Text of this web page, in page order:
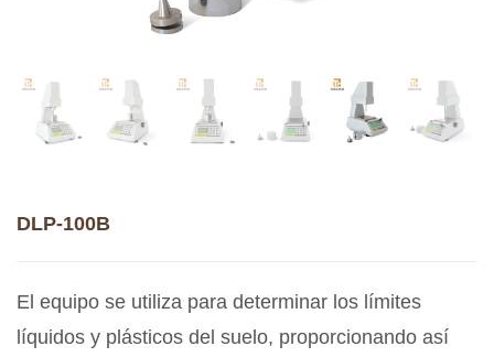
DLP-100B
El equipo se utiliza para determinar los límites
líquidos y plásticos del suelo, proporcionando así